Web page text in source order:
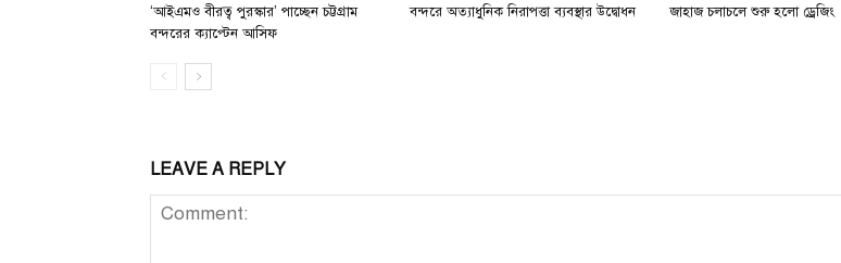
‘আইএমও বীরত্ব পুরস্কার’ পাচ্ছেন চট্টগ্রাম
বন্দরের ক্যাপ্টেন আসিফ
বন্দরে অত্যাধুনিক নিরাপত্তা ব্যবস্থার উদ্বোধন
জাহাজ চলাচলে শুরু হলো ড্রেজিং
LEAVE A REPLY